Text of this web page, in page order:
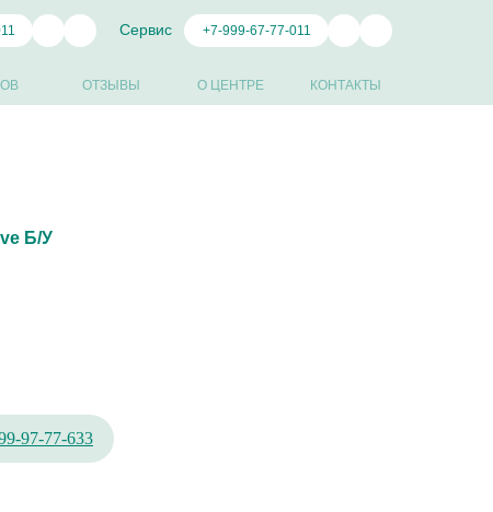
Сервис
ОТЗЫВЫ О ЦЕНТРЕ КОНТАКТЫ
+7-999-67-77-011
Б/У
97-77-633